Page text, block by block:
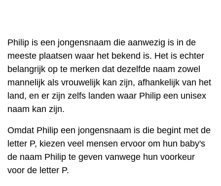
Philip is een jongensnaam die aanwezig is in de
meeste plaatsen waar het bekend is. Het is echter
belangrijk op te merken dat dezelfde naam zowel
mannelijk als vrouwelijk kan zijn, afhankelijk van het
land, en er zijn zelfs landen waar Philip een unisex
naam kan zijn.
Omdat Philip een jongensnaam is die begint met de
letter P, kiezen veel mensen ervoor om hun baby's
de naam Philip te geven vanwege hun voorkeur
voor de letter P.